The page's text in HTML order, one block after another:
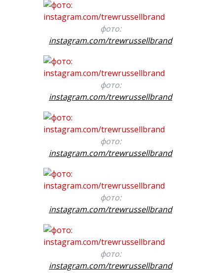
фото:
instagram.com/trewrussellbrand
фото:
instagram.com/trewrussellbrand
фото:
instagram.com/trewrussellbrand
фото:
instagram.com/trewrussellbrand
фото:
instagram.com/trewrussellbrand